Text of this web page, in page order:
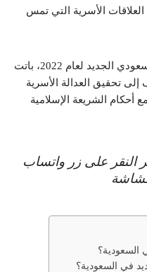
الأسرية التي تمس
ومع صدور نظام الأحوال الشخصية السعودي الجديد لعام 2022، باتت
تحقيق العدالة الأسرية
أحكام الشريعة الإسلامية
النقر على زر واتساب
السعودية؟
في السعودية؟